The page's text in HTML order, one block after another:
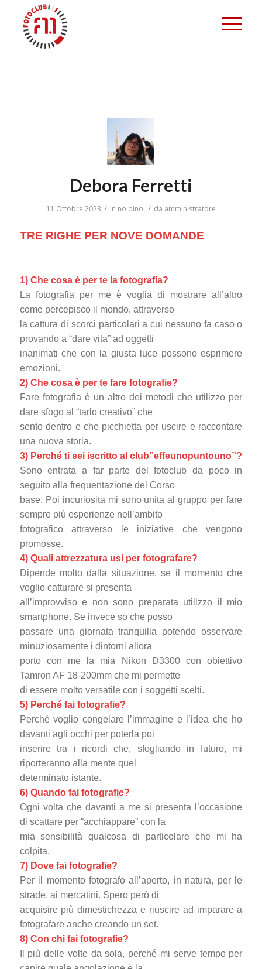
Debora Ferretti
11 Ottobre 2023 / in noidinoi / da amministratore
TRE RIGHE PER NOVE DOMANDE
1) Che cosa è per te la fotografia?
La fotografia per me è voglia di mostrare all’altro
come percepisco il mondo, attraverso
la cattura di scorci particolari a cui nessuno fa caso o
provando a “dare vita” ad oggetti
inanimati che con la giusta luce possono esprimere
emozioni.
2) Che cosa è per te fare fotografie?
Fare fotografia è un altro dei metodi che utilizzo per
dare sfogo al “tarlo creativo” che
sento dentro e che picchietta per uscire e raccontare
una nuova storia.
3) Perché ti sei iscritto al club”effeunopuntouno”?
Sono entrata a far parte del fotoclub da poco in
seguito alla frequentazione del Corso
base. Poi incuriosita mi sono unita al gruppo per fare
sempre più esperienze nell’ambito
fotografico attraverso le iniziative che vengono
promosse.
4) Quali attrezzatura usi per fotografare?
Dipende molto dalla situazione, se il momento che
voglio catturare si presenta
all’improvviso e non sono preparata utilizzo il mio
smartphone. Se invece so che posso
passare una giornata tranquilla potendo osservare
minuziosamente i dintorni allora
porto con me la mia Nikon D3300 con obiettivo
Tamron AF 18-200mm che mi permette
di essere molto versatile con i soggetti scelti.
5) Perché fai fotografie?
Perché voglio congelare l’immagine e l’idea che ho
davanti agli occhi per poterla poi
inserire tra i ricordi che, sfogliando in futuro, mi
riporteranno alla mente quel
determinato istante.
6) Quando fai fotografie?
Ogni volta che davanti a me si presenta l’occasione
di scattare per “acchiappare” con la
mia sensibilità qualcosa di particolare che mi ha
colpita.
7) Dove fai fotografie?
Per il momento fotografo all’aperto, in natura, per le
strade, ai mercatini. Spero però di
acquisire più dimestichezza e riuscire ad imparare a
fotografare anche creando un set.
8) Con chi fai fotografie?
Il più delle volte da sola, perché mi serve tempo per